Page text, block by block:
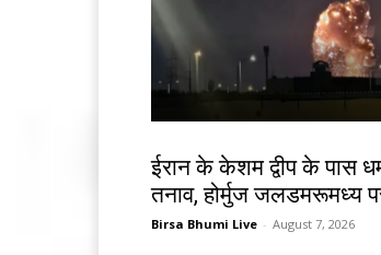
ईरान के केशम द्वीप के पास
तनाव, होर्मुज जलडमरूमध्य
Birsa Bhumi Live - August 7, 2026